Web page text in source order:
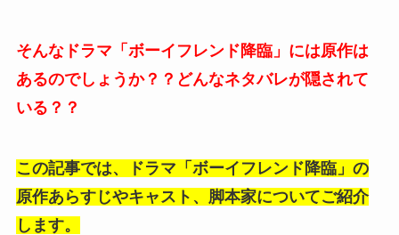
そんなドラマ「ボーイフレンド降臨」には原作は
あるのでしょうか？？どんなネタバレが隠されて
いる？？
この記事では、ドラマ「ボーイフレンド降臨」の
原作あらすじやキャスト、脚本家についてご紹介
します。